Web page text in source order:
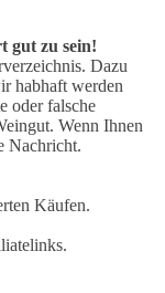
gut zu sein!
Dazu
habhaft werden
oder falsche
Wenn Ihnen
Nachricht.
Käufen.